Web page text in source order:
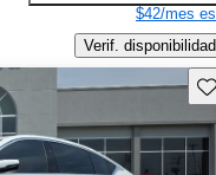
$42/mes
Verif. disponibilidad